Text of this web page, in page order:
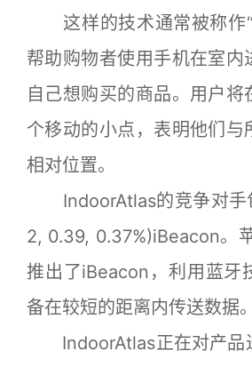
这样的技术通常被称作“
帮助购物者使用手机在室内
自己想购买的商品。用户将
个移动的小点，表明他们与
相对位置。
IndoorAtlas的竞争对手
2, 0.39, 0.37%)iBeacon。
推出了iBeacon，利用蓝牙
备在较短的距离内传送数据。
IndoorAtlas正在对产品